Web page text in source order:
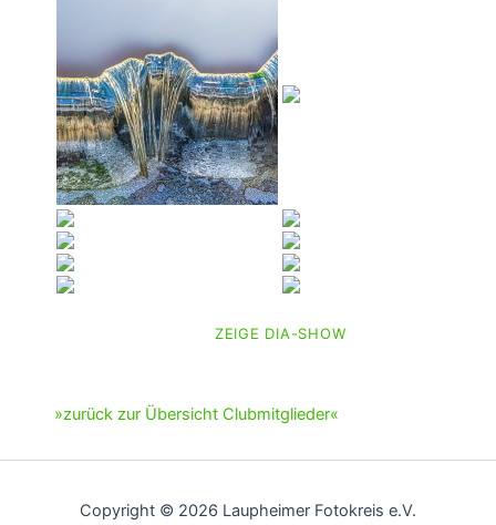
ZEIGE DIA-SHOW
»zurück zur Übersicht Clubmitglieder«
Copyright © 2026 Laupheimer Fotokreis e.V.